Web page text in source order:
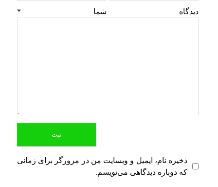
دیدگاه شما
ذخیره نام، ایمیل و وبسایت من در مرورگر برای زمانی
که دوباره دیدگاهی می‌نویسم.